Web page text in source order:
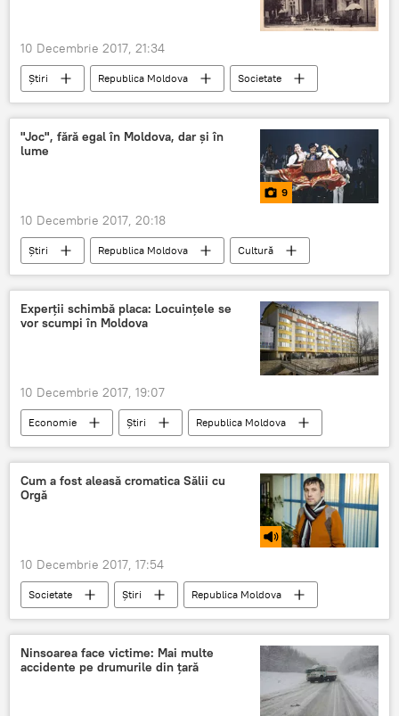
10 Decembrie 2017, 21:34
Știri Republica Moldova
Societate
Chisinau
Paris
ceainarie
lustragiu
fotografie de epocă
stradă Mitropolit Varlaam
"Joc", fără egal în Moldova, dar şi în
lume
9
10 Decembrie 2017, 20:18
Știri Republica Moldova
Cultură
Multimedia
Foto Joc
dans
ansamblu
Experţii schimbă placa: Locuinţele se
vor scumpi în Moldova
10 Decembrie 2017, 19:07
Economie Știri
Republica Moldova
Opinie
apartamente
scumpire
transferuri bănești
Veaceslav Ioniţă
piata imobiliara
Cum a fost aleasă cromatica Sălii cu
Orgă
10 Decembrie 2017, 17:54
Societate Știri
Republica Moldova
Cultură
Podcasturi
Ion Ștefăniță
reparație
Ninsoarea face victime: Mai multe
accidente pe drumurile din ţară